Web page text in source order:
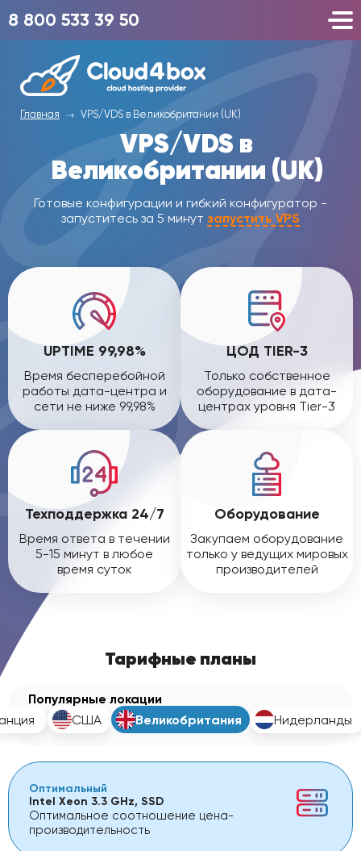
8 800 533 39 50
Главная VPS/VDS в Великобритании (UK)
VPS/VDS в
Великобритании (UK)
Готовые конфигурации и гибкий конфигуратор -
запуститесь за 5 минут запустить VPS
UPTIME 99,98%
Время бесперебойной
работы дата-центра и
сети не ниже 99,98%
ЦОД TIER-3
Только собственное
оборудование в дата-
центрах уровня Tier-3
Техподдержка 24/7
Время ответа в течении
5-15 минут в любое
время суток
Оборудование
Закупаем оборудование
только у ведущих мировых
производителей
Тарифные планы
Популярные локации
США Великобритания Нидерланды
Оптимальный
Intel Xeon 3.3 GHz, SSD
Оптимальное соотношение цена-
производительность